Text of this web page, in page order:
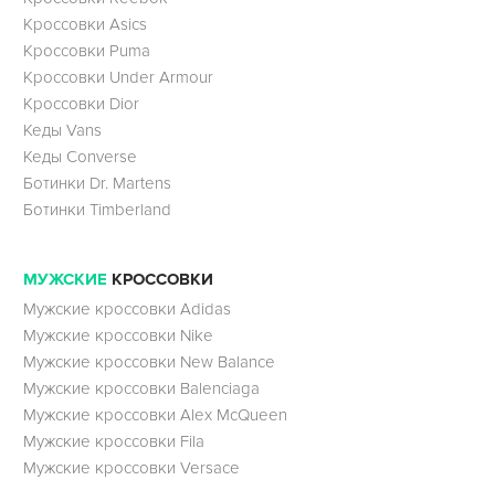
Кроссовки Asics
Кроссовки Puma
Кроссовки Under Armour
Кроссовки Dior
Кеды Vans
Кеды Converse
Ботинки Dr. Martens
Ботинки Timberland
МУЖСКИЕ КРОССОВКИ
Мужские кроссовки Adidas
Мужские кроссовки Nike
Мужские кроссовки New Balance
Мужские кроссовки Balenciaga
Мужские кроссовки Alex McQueen
Мужские кроссовки Fila
Мужские кроссовки Versace